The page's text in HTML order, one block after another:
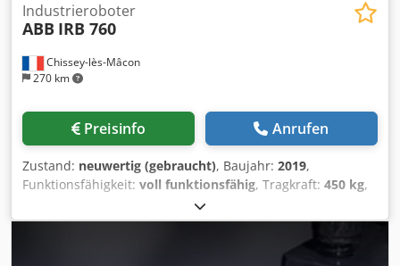
Chissey-lès-Mâcon
270 km
Industrieroboter
ABB IRB 760
Preisinfo Anrufen
Zustand: neuwertig (gebraucht), Baujahr: 2019,
Funktionsfähigkeit: voll funktionsfähig, Tragkraft: 450 kg,
3’200 mm
Steuerungshersteller:ABB, Steuerungsmodell:IRC5,
, Schaltschrankhöhe:1’000
, Ausstattung: